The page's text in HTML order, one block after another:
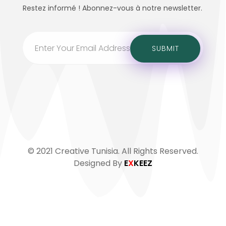
Restez informé ! Abonnez-vous à notre newsletter.
© 2021 Creative Tunisia. All Rights Reserved.
Designed By EXKEEZ